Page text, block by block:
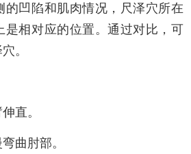
的凹陷和肌肉情况，尺泽穴所在
是相对应的位置。通过对比，可
。
直。
曲肘部。